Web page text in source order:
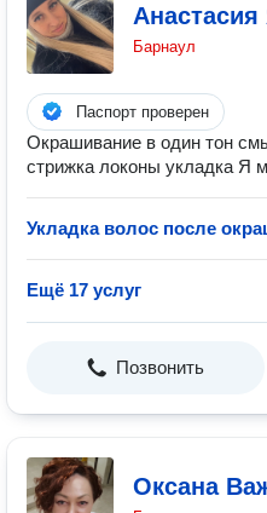
Барнаул
Паспорт проверен
Окрашивание в один тон
стрижка локоны укладка Я
Укладка волос после
Ещё 17 услуг
Позвонить
Оксана